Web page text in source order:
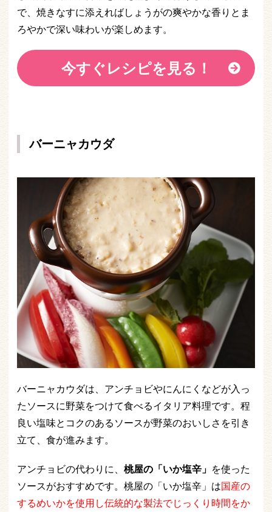
で、焼きなすに添えればしょうがの爽やかな香りとま
ろやかで深い味わいが楽しめます。
今すぐレシピを見る！
バーニャカウダ
バーニャカウダは、アンチョビやにんにくなどが入っ
たソースに野菜をつけて食べるイタリア料理です。程
良い塩味とコクのあるソースが野菜のおいしさを引き
立て、食が進みます。
アンチョビの代わりに、 桃屋の「いか塩辛」 を使った
ソースがおすすめです。桃屋の「いか塩辛」は国産の
するめいかを使用し伝統的な製法でじっくり時間をか